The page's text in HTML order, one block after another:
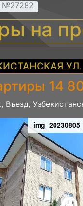
№27282
на
УЛ.
14
Въезд,